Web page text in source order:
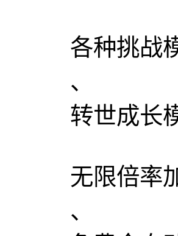
各种挑战
、
转世成长
无限倍率
、